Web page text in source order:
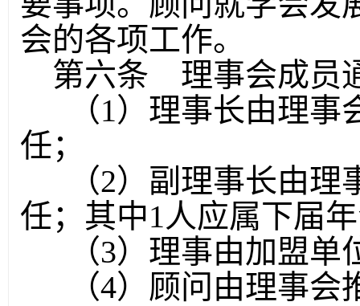
会的各项工作。
第六条 理事会成员
（1）理事长由理
任；
（2）副理事长由
任；其中1人应属下届
（3）理事由加盟
（4）顾问由理事